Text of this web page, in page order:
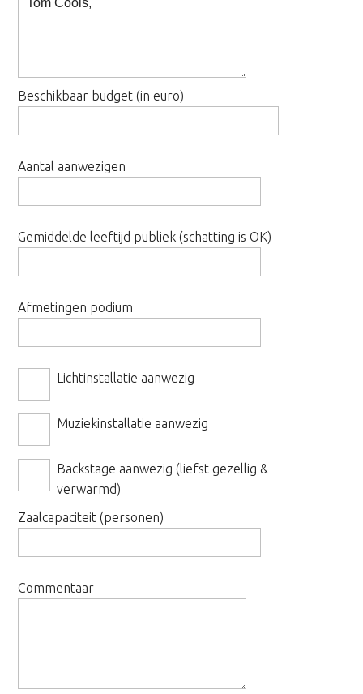
Beschikbaar budget (in euro)
Aantal aanwezigen
Gemiddelde leeftijd publiek (schatting is OK)
Afmetingen podium
Lichtinstallatie aanwezig
Muziekinstallatie aanwezig
Backstage aanwezig (liefst gezellig &
verwarmd)
Zaalcapaciteit (personen)
Commentaar